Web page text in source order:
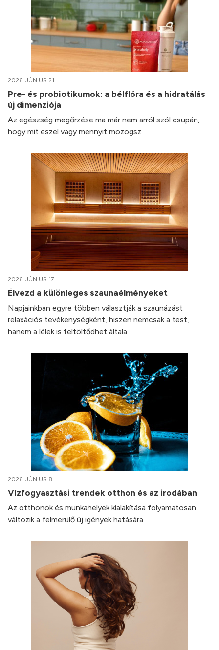
2026. JÚNIUS 21.
Pre- és probiotikumok: a bélflóra és a hidratálás
új dimenziója
Az egészség megőrzése ma már nem arról szól csupán,
hogy mit eszel vagy mennyit mozogsz.
2026. JÚNIUS 17.
Élvezd a különleges szaunaélményeket
Napjainkban egyre többen választják a szaunázást
relaxációs tevékenységként, hiszen nemcsak a test,
hanem a lélek is feltöltődhet általa.
2026. JÚNIUS 8.
Vízfogyasztási trendek otthon és az irodában
Az otthonok és munkahelyek kialakítása folyamatosan
változik a felmerülő új igények hatására.